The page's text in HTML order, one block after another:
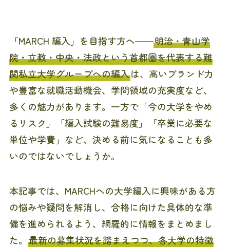
「MARCH 編入」を目指す方へ——明治・青山学
院・立教・中央・法政という首都圏を代表する難
関私立大学グループへの編入は、高いブランド力
や豊富な就職活動機会、学問領域の充実度など、
多くの魅力があります。一方で「今の大学をやめ
るリスク」「編入試験の難易度」「卒業に必要な
単位や学費」など、決める前に気になることも多
いのではないでしょうか。
本記事では、MARCHへの大学編入に興味がある方
の悩みや疑問を解消し、合格に向けた具体的な準
備を進められるよう、網羅的に情報をまとめまし
た。 最新の募集状況を踏まえつつ、各大学の特徴